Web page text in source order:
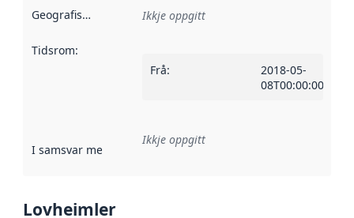
Geografisk område Ikkje oppgitt
Tidsrom:
Frå:
2018-05-
08T00:00:00Z
I samsvar med Referanse til ei implementeringsregel eller
Ikkje oppgitt
Lovheimler